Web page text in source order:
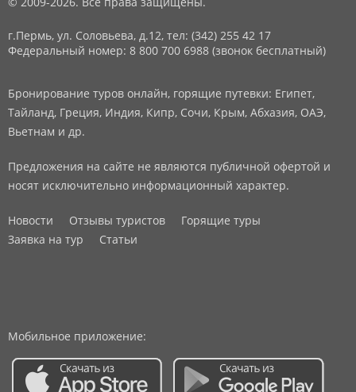
г.Пермь, ул. Соловьева, д.12, тел: (342) 255 42 17
Федеральный номер: 8 800 700 6988 (звонок бесплатный)
Бронирование туров онлайн, горящие путевки: Египет,
Тайланд, Греция, Индия, Кипр, Сочи, Крым, Абхазия, ОАЭ,
Вьетнам и др.
Предложения на сайте не являются публичной офертой и
носят исключительно информационный характер.
Новости Отзывы туристов
Горящие туры
Заявка на тур
Статьи
Мобильное приложение: